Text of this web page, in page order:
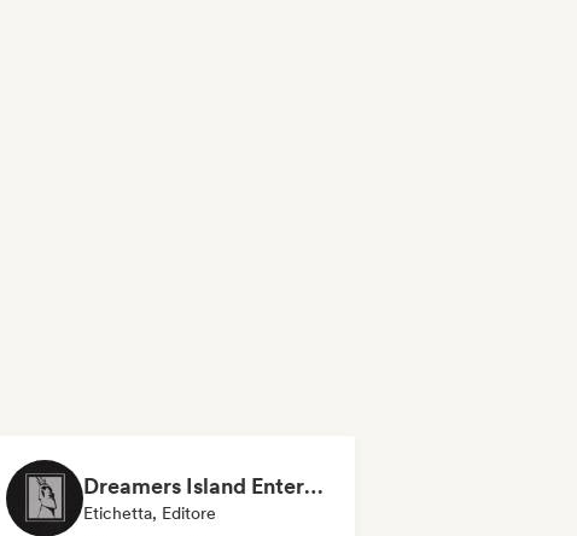
Dreamers Island Entertainment
Etichetta, Editore